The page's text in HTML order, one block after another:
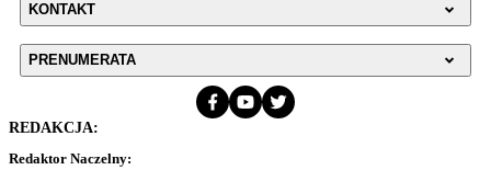
KONTAKT
PRENUMERATA
REDAKCJA:
Redaktor Naczelny: